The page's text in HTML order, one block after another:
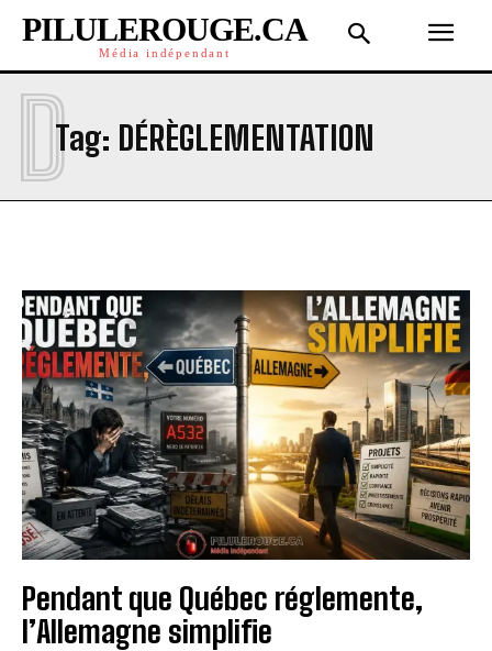
PILULEROUGE.CA
Média indépendant
Tag: DÉRÈGLEMENTATION
D
Pendant que Québec réglemente,
l’Allemagne simplifie